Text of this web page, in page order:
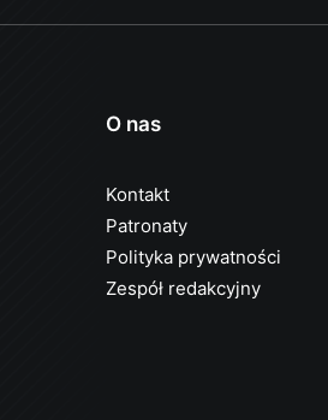
O nas
Kontakt
Patronaty
Polityka prywatności
Zespół redakcyjny